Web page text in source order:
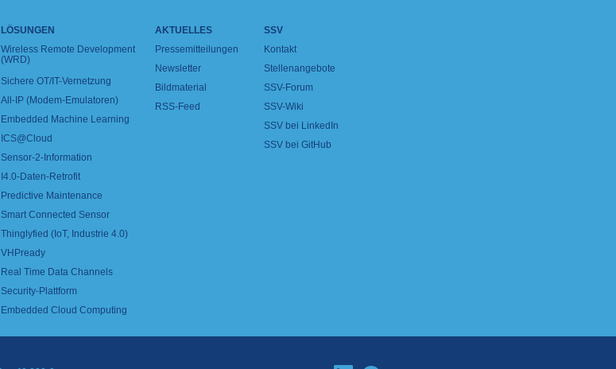
LÖSUNGEN
Wireless Remote Development
(WRD)
Sichere OT/IT-Vernetzung
All-IP (Modem-Emulatoren)
Embedded Machine Learning
ICS@Cloud
Sensor-2-Information
I4.0-Daten-Retrofit
Predictive Maintenance
Smart Connected Sensor
Thinglyfied (IoT, Industrie 4.0)
VHPready
Real Time Data Channels
Security-Plattform
Embedded Cloud Computing
AKTUELLES
Pressemitteilungen
Newsletter
Bildmaterial
RSS-Feed
SSV
Kontakt
Stellenangebote
SSV-Forum
SSV-Wiki
SSV bei LinkedIn
SSV bei GitHub